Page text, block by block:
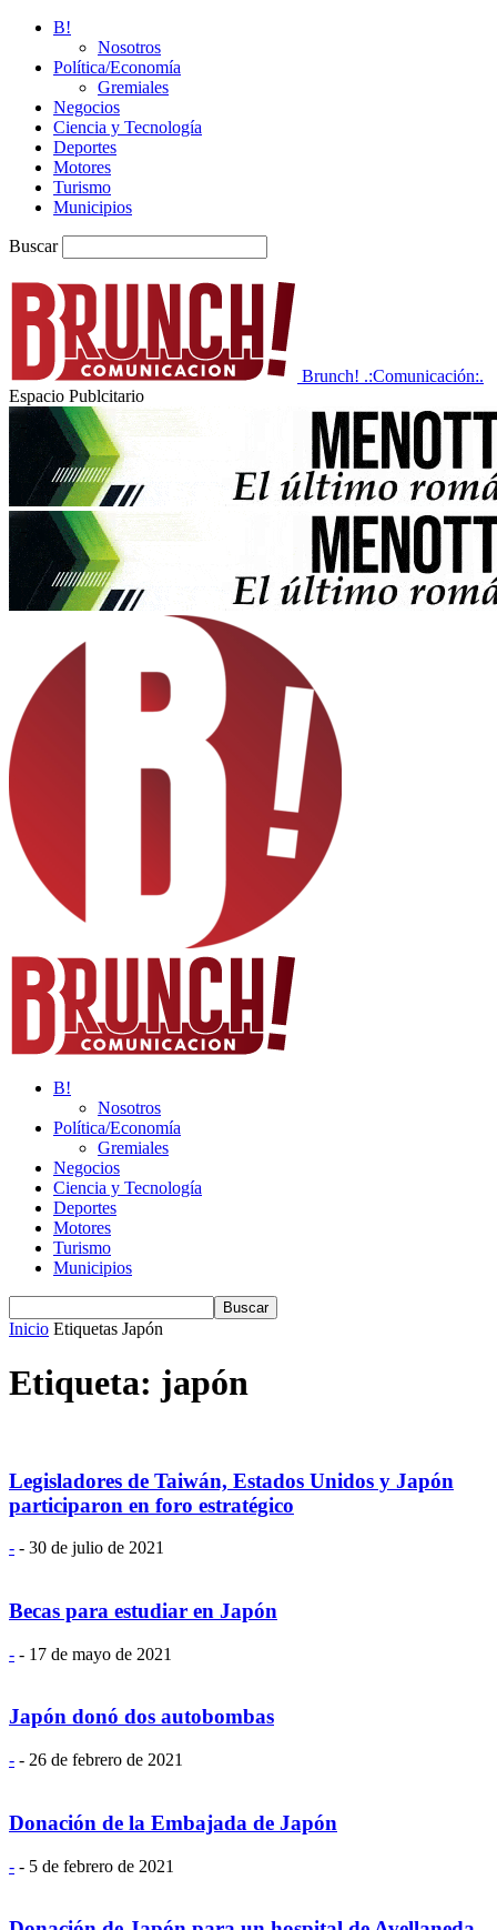
B!
Nosotros
Política/Economía
Gremiales
Negocios
Ciencia y Tecnología
Deportes
Motores
Turismo
Municipios
Buscar
Brunch! .:Comunicación:.
Espacio Publcitario
B!
Nosotros
Política/Economía
Gremiales
Negocios
Ciencia y Tecnología
Deportes
Motores
Turismo
Municipios
Inicio Etiquetas Japón
Etiqueta: japón
Legisladores de Taiwán, Estados Unidos y Japón
participaron en foro estratégico
- - 30 de julio de 2021
Becas para estudiar en Japón
- - 17 de mayo de 2021
Japón donó dos autobombas
- - 26 de febrero de 2021
Donación de la Embajada de Japón
- - 5 de febrero de 2021